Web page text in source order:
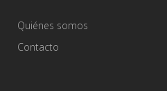
Quiénes somos
Contacto